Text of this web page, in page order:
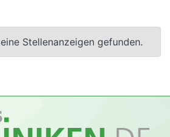
Stellenanzeigen gefunden.